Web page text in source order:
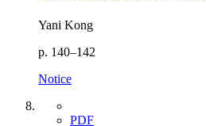
Yani Kong
p. 140–142
Notice
PDF